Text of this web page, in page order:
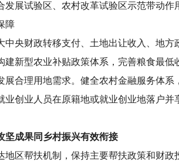
展试验区、农村改革试验区示范带动作
障
央财政转移支付、土地出让收入、地
建新型农业补贴政策体系，完善粮食最
合理用地需求。健全农村金融服务体
创业人员在原籍地或就业创业地落户
成果同乡村振兴有效衔接
区帮扶机制，保持主要帮扶政策和财政